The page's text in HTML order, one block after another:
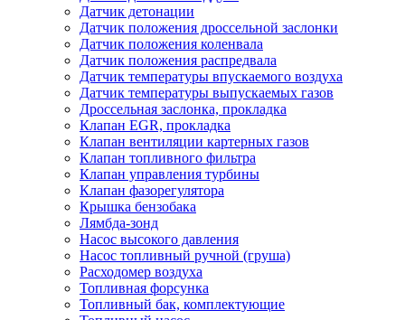
Датчик детонации
Датчик положения дроссельной заслонки
Датчик положения коленвала
Датчик положения распредвала
Датчик температуры впускаемого воздуха
Датчик температуры выпускаемых газов
Дроссельная заслонка, прокладка
Клапан EGR, прокладка
Клапан вентиляции картерных газов
Клапан топливного фильтра
Клапан управления турбины
Клапан фазорегулятора
Крышка бензобака
Лямбда-зонд
Насос высокого давления
Насос топливный ручной (груша)
Расходомер воздуха
Топливная форсунка
Топливный бак, комплектующие